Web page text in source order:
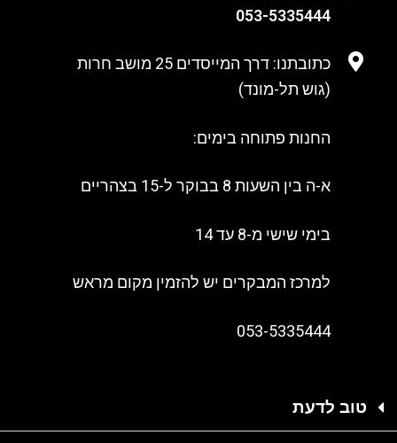
053-5335444
כתובתנו: דרך המייסדים 25 מושב חרות
(גוש תל-מונד)
החנות פתוחה בימים:
א-ה בין השעות 8 בבוקר ל-15 בצהריים
בימי שישי מ-8 עד 14
למרכז המבקרים יש להזמין מקום מראש
053-5335444
טוב לדעת